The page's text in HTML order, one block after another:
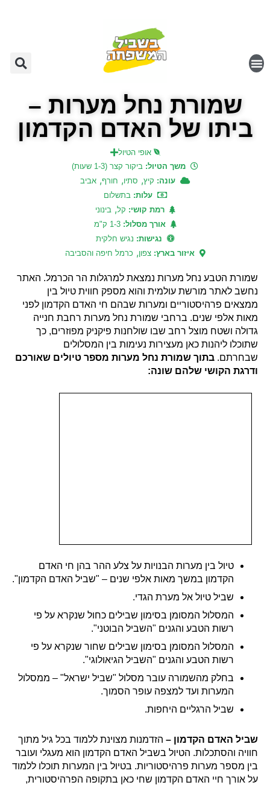
שמורת נחל מערות –
ביתו של האדם הקדמון
אופי הטיול
משך הטיול: ביקור קצר (1-3 שעות)
עונה: קיץ, סתיו, חורף, אביב
עלות:בתשלום
רמת קושי: קל, בינוני
אורך מסלול:1-3 ק"מ
נגישות: נגיש חלקית
איזור בארץ:צפון, כרמל חיפה והסביבה
שמורת הטבע נחל מערות נמצאת למרגלות הר הכרמל. האתר
נחשב לאתר מורשת עולמית והוא מספק חווית טיול בין
ממצאים פרהיסטוריים ומערות שבהם חי האדם הקדמון לפני
מאות אלפי שנים. ברחבי שמורת נחל מערות רחבת חנייה
גדולה ושטח מוצל רחב שבו שולחנות פיקניק מפוזרים, כך
שתוכלו ליהנות כאן מעצירות נעימות בין המסלולים
שבחרתם. בתוך שמורת נחל מערות מספר טיולים שאורכם
ודרגת הקושי שלהם שונה:
טיול בין מערות הבנויות על צלע ההר בהן חי האדם
הקדמון במשך מאות אלפי שנים – "שביל האדם הקדמון".
שביל טיול אל מערת הגדי.
המסלול המסומן בסימון שבילים כחול שנקרא על פי
רשות הטבע והגנים "השביל הבוטני".
המסלול המסומן בסימון שבילים שחור שנקרא על פי
רשות הטבע והגנים "השביל הגיאולוגי".
בחלק מהשמורה עובר מסלול "שביל ישראל" – ממסלול
המערות ועד למצפה עופר הסמוך.
שביל הרגליים היחפות.
שביל האדם הקדמון – הזדמנות מצוינת ללמוד בכל גיל מתוך
חוויה והסתכלות. הטיול בשביל האדם הקדמון הוא מעגלי ועובר
בין מספר מערות פרהיסטוריות. בטיול בין המערות תוכלו ללמוד
על אורך חיי האדם הקדמון שחי כאן בתקופה הפרהיסטורית,